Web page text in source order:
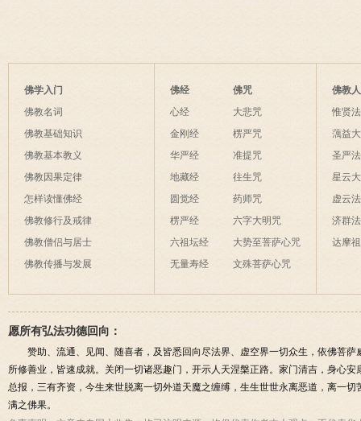
佛学入门
佛教名词
佛教基础知识
佛教基本教义
佛教因果定律
怎样读懂佛经
佛教修行及戒律
佛教僧侣与居士
佛教传播与发展
佛经
心经
金刚经
华严经
地藏经
圆觉经
楞严经
六祖坛经
无量寿经
佛咒
大悲咒
楞严咒
准提咒
往生咒
药师咒
六字大明咒
大势至菩萨心咒
文殊菩萨心咒
佛教
惟贤
蕅益
圣严
星云
虚云
济群
达摩
愿所有弘法功德回向：
赞助、流通、见闻、随喜者，及皆悉回向尽法界、虚空界一切众生，依佛菩
所修善业，皆速成就。关闭一切诸恶趣门，开示人天涅槃正路。家门清吉，身心
总报，三有齐资，今生来世脱离一切外道天魔之缠缚，生生世世永离恶道，离一
满之佛果。